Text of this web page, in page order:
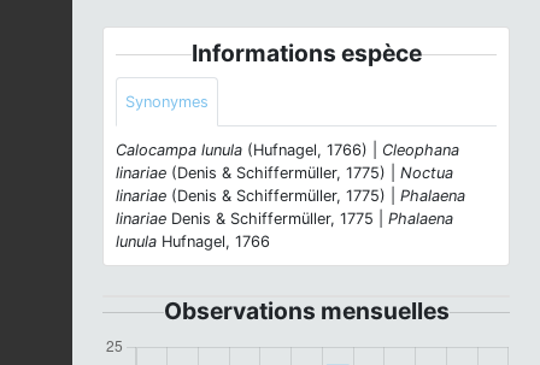
Informations espèce
Synonymes
Calocampa lunula (Hufnagel, 1766) | Cleophana
linariae (Denis & Schiffermüller, 1775) | Noctua
linariae (Denis & Schiffermüller, 1775) | Phalaena
linariae Denis & Schiffermüller, 1775 | Phalaena
lunula Hufnagel, 1766
Observations mensuelles